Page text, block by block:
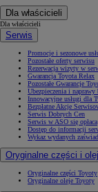
Dla właścicieli
Dla właścicieli
Serwis
Promocje i sezonowe
Pozostałe oferty serwisu
Rezerwacja wizyty w
Gwarancja Toyota Relax
Pozostałe Gwarancje
Ubezpieczenia i naprawy
Innowacyjne usługi dla
Bezpłatne Akcje
Serwis Dobrych Cen
Serwis w ASO się opłaca
Dostęp do informacji
Wykaz wydanych
Oryginalne części i
Oryginalne części Toyoty
Oryginalne oleje Toyoty